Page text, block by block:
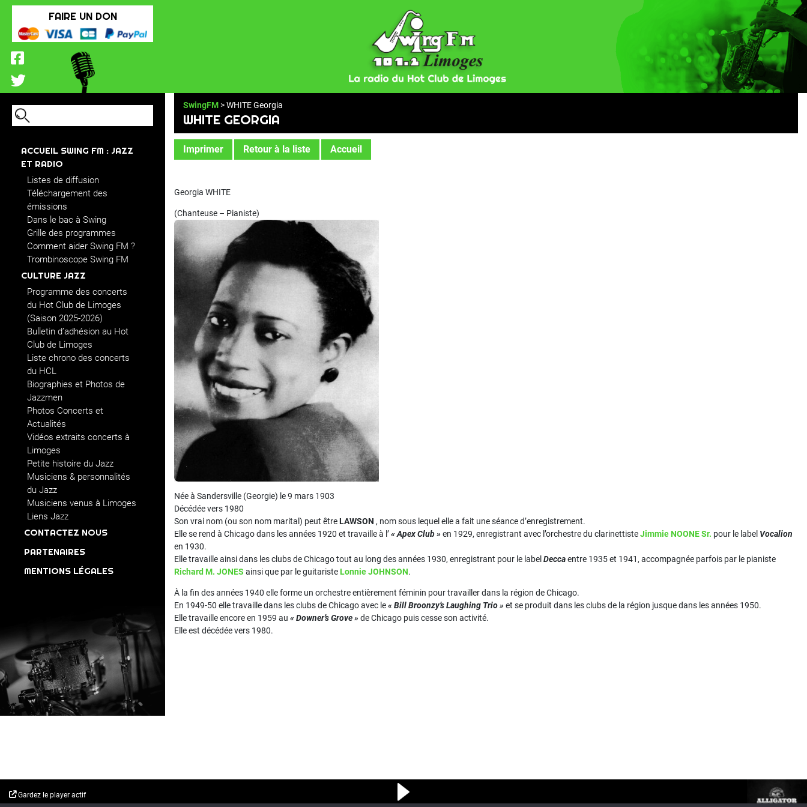
FAIRE UN DON
ACCUEIL SWING FM : JAZZ
ET RADIO
Listes de diffusion
Téléchargement des
émissions
Dans le bac à Swing
Grille des programmes
Comment aider Swing FM ?
Trombinoscope Swing FM
CULTURE JAZZ
Programme des concerts
du Hot Club de Limoges
(Saison 2025-2026)
Bulletin d’adhésion au Hot
Club de Limoges
Liste chrono des concerts
du HCL
Biographies et Photos de
Jazzmen
Photos Concerts et
Actualités
Vidéos extraits concerts à
Limoges
Petite histoire du Jazz
Musiciens & personnalités
du Jazz
Musiciens venus à Limoges
Liens Jazz
CONTACTEZ NOUS
PARTENAIRES
MENTIONS LÉGALES
SwingFM > WHITE Georgia
WHITE GEORGIA
Imprimer Retour à la liste Accueil
Georgia WHITE
(Chanteuse – Pianiste)
Née à Sandersville (Georgie) le 9 mars 1903
Décédée vers 1980
Son vrai nom (ou son nom marital) peut êtreLAWSON , nom sous lequel elle a fait une séance d’enregistrement.
Elle se rend à Chicago dans les années 1920 et travaille à l’« Apex Club » en 1929, enregistrant avec l’orchestre du clarinettisteJimmie NOONE Sr. pour le label Vocalion
en 1930.
Elle travaille ainsi dans les clubs de Chicago tout au long des années 1930, enregistrant pour le label Deccaentre 1935 et 1941, accompagnée parfois par le pianiste
Richard M. JONES ainsi que par le guitariste Lonnie JOHNSON.
À la fin des années 1940 elle forme un orchestre entièrement féminin pour travailler dans la région de Chicago.
En 1949-50 elle travaille dans les clubs de Chicago avec le« Bill Broonzy’s Laughing Trio » et se produit dans les clubs de la région jusque dans les années 1950.
Elle travaille encore en 1959 au « Downer’s Grove » de Chicago puis cesse son activité.
Elle est décédée vers 1980.
Gardez le player actif